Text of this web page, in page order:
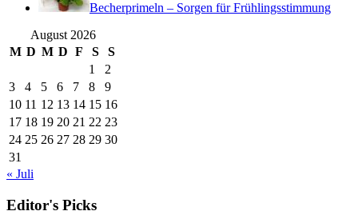
Becherprimeln – Sorgen für Frühlingsstimmung
August 2026
M D M D F S
S
1
2
3
4 5 6 7 8
9
10 11 12 13 14 15 16
17 18 19 20 21 22 23
24 25 26 27 28 29 30
31
« Juli
Editor's Picks